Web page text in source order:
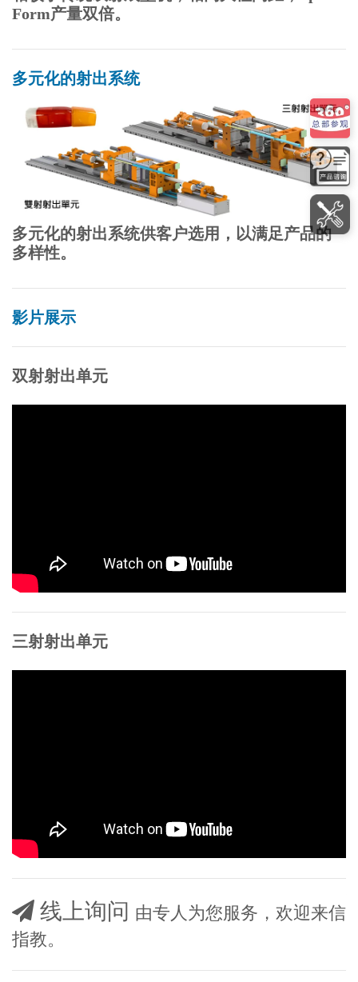
Form产量双倍。
多元化的射出系统
多元化的射出系统供客户选用，以满足产品的
多样性。
影片展示
双射射出单元
三射射出单元
线上询问 由专人为您服务，欢迎来信
指教。